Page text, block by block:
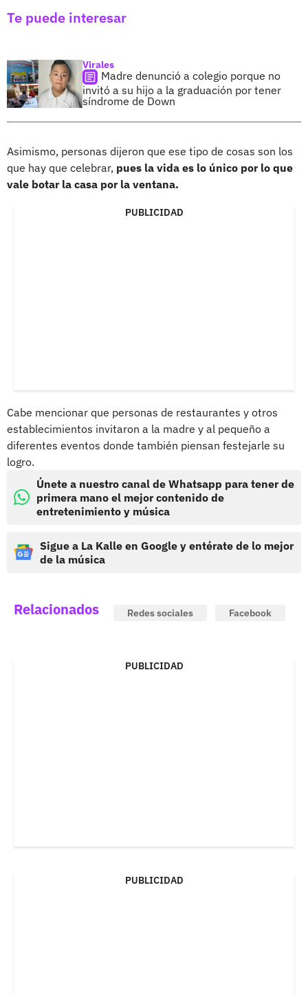
Te puede interesar
Virales
Madre denunció a colegio porque no
invitó a su hijo a la graduación por tener
síndrome de Down
Asimismo, personas dijeron que ese tipo de cosas son los
que hay que celebrar, pues la vida es lo único por lo que
vale botar la casa por la ventana.
PUBLICIDAD
Cabe mencionar que personas de restaurantes y otros
establecimientos invitaron a la madre y al pequeño a
diferentes eventos donde también piensan festejarle su
logro.
Únete a nuestro canal de Whatsapp para tener de
primera mano el mejor contenido de
entretenimiento y música
Sigue a La Kalle en Google y entérate de lo mejor
de la música
Relacionados Redes sociales Facebook
PUBLICIDAD
PUBLICIDAD